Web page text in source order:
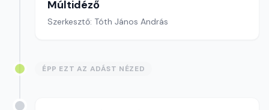
Múltidéző
Szerkesztő: Tóth János András
ÉPP EZT AZ ADÁST NÉZED